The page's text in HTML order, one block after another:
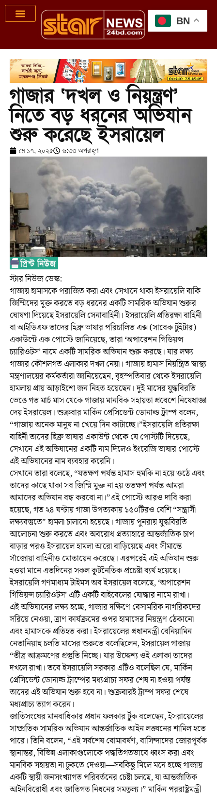
গাজার ‘দখল ও নিয়ন্ত্রণ’
নিতে বড় ধরনের অভিযান
শুরু করেছে ইসরায়েল
মে ১৭, ২০২৫ ৬:৩৩ অপরাহ্ণ
স্টার নিউজ ডেস্ক:
গাজায় হামাসকে পরাজিত করা এবং সেখানে থাকা ইসরায়েলি বাকি
জিম্মিদের মুক্ত করতে বড় ধরনের একটি সামরিক অভিযান শুরুর
ঘোষণা দিয়েছে ইসরায়েলি সেনাবাহিনী। ইসরায়েলি প্রতিরক্ষা বাহিনী
বা আইডিএফ তাদের হিব্রু ভাষার পরিচালিত এক্স (সাবেক টুইটার)
একাউন্টে এক পোস্টে জানিয়েছে, তারা ‘অপারেশন গিডিয়ন্স
চ্যারিওটস’ নামে একটি সামরিক অভিযান শুরু করছে। যার লক্ষ্য
গাজার কৌশলগত এলাকার দখল নেয়া। গাজায় হামাস নিয়ন্ত্রিত স্বাস্থ্য
মন্ত্রণালয়ের কর্মকর্তারা জানিয়েছেন, বৃহস্পতিবার থেকে ইসরায়েলি
হামলায় প্রায় আড়াইশো জন নিহত হয়েছেন। দুই মাসের যুদ্ধবিরতি
ভেঙে গত মার্চ মাস থেকে গাজায় মানবিক সহায়তা প্রবেশে নিষেধাজ্ঞা
দেয় ইসরায়েল। শুক্রবার মার্কিন প্রেসিডেন্ট ডোনাল্ড ট্রাম্প বলেন,
“গাজায় অনেক মানুষ না খেয়ে দিন কাটাচ্ছে।”ইসরায়েলি প্রতিরক্ষা
বাহিনী তাদের হিব্রু ভাষার একাউন্ট থেকে যে পোস্টটি দিয়েছে,
সেখানে এই অভিযানের একটি নাম দিলেও ইংরেজি ভাষার পোস্টে
এই অভিযানের নাম ব্যবহার করেনি।
সেখানে তারা বলেছে, “যতক্ষণ পর্যন্ত হামাস হুমকি না হয়ে ওঠে এবং
তাদের কাছে থাকা সব জিম্মি মুক্ত না হয় ততক্ষণ পর্যন্ত আমরা
আমাদের অভিযান বন্ধ করবো না।”এই পোস্টে আরও দাবি করা
হয়েছে, গত ২৪ ঘণ্টায় গাজা উপত্যকায় ১৫০টিরও বেশি “সন্ত্রাসী
লক্ষ্যবস্তুতে” হামলা চালানো হয়েছে। গাজায় পুনরায় যুদ্ধবিরতি
আলোচনা শুরু করতে এবং অবরোধ প্রত্যাহারে আন্তর্জাতিক চাপ
বাড়ার পরও ইসরায়েল হামলা আরো বাড়িয়েছে এবং সীমান্তে
সাঁজোয়া বাহিনীও মোতায়েন করেছে। এরপরেই এই অভিযান শুরু
হওয়া মানে এতদিনের সকল কূটনৈতিক প্রচেষ্টা ব্যর্থ হয়েছে।
ইসরায়েলি গণমাধ্যম টাইমস অব ইসরায়েল বলেছে, ‘অপারেশন
গিডিয়ন্স চ্যারিওটস’ এটি একটি বাইবেলের যোদ্ধার নামে রাখা।
এই অভিযানের লক্ষ্য হচ্ছে, গাজার দক্ষিণে বেসামরিক নাগরিকদের
সরিয়ে নেওয়া, ত্রাণ কার্যক্রমের ওপর হামাসের নিয়ন্ত্রণ ঠেকানো
এবং হামাসকে প্রতিহত করা। ইসরায়েলের প্রধানমন্ত্রী বেনিয়ামিন
নেতানিয়াহু চলতি মাসের শুরুতে বলেছিলেন, ইসরায়েল গাজায়
“তীব্র আক্রমণের প্রস্তুতি নিচ্ছে। যার উদ্দেশ্য ওই এলাকা তাদের
দখলে রাখা। তবে ইসরায়েলি সরকার এটিও বলেছিল যে, মার্কিন
প্রেসিডেন্ট ডোনাল্ড ট্রাম্পের মধ্যপ্রাচ্য সফর শেষ না হওয়া পর্যন্ত
তাদের এই অভিযান শুরু হবে না। শুক্রবারই ট্রাম্প সফর শেষে
মধ্যপ্রাচ্য ত্যাগ করেন।
জাতিসংঘের মানবাধিকার প্রধান ফলকার র্টুক বলেছেন, ইসরায়েলের
সাম্প্রতিক সামরিক অভিযান আন্তর্জাতিক আইন লঙ্ঘনের শামিল হতে
পারে। তিনি বলেন, “এই সর্বশেষ বোমাবর্ষণ, বাসিন্দাদের জোরপূর্বক
স্থানান্তর, বিভিন্ন এলাকাগুলোকে পদ্ধতিগতভাবে ধ্বংস করা এবং
মানবিক সহায়তা না ঢুকতে দেওয়া—সবকিছু মিলে মনে হচ্ছে গাজায়
একটি স্থায়ী জনসংখ্যাগত পরিবর্তনের চেষ্টা চলছে, যা আন্তর্জাতিক
আইনবিরোধী এবং জাতিগত নিধনের সমতুল্য।” মার্কিন পররাষ্ট্রমন্ত্রী
BN